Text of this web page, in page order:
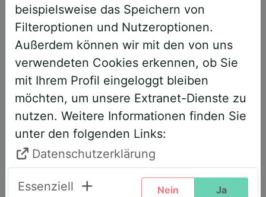
Teilnehmer,
um Ihnen zukünftige Buchungen zu
erleichtern, haben wir unser System
umstrukturiert und den AWS+-Account
entsprechend angepasst. Bitte führen
Sie daher folgende Schritte durch,
wenn Sie diesen Text zum ersten Mal
sehen, um weiterhin vollen Zugriff zu
haben:
beispielsweise das Speichern von
Filteroptionen und Nutzeroptionen.
Außerdem können wir mit den von uns
verwendeten Cookies erkennen, ob Sie
mit Ihrem Profil eingeloggt bleiben
möchten, um unsere Extranet-Dienste zu
nutzen. Weitere Informationen finden Sie
unter den folgenden Links:
Datenschutzerklärung
Essenziell Nein Ja